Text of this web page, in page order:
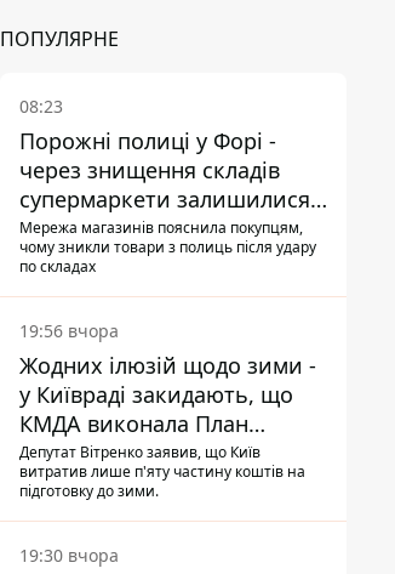
ПОПУЛЯРНЕ
08:23
Порожні полиці у Форі -
через знищення складів
супермаркети залишилися
без асортименту
Мережа магазинів пояснила покупцям,
чому зникли товари з полиць після удару
по складах
19:56 вчора
Жодних ілюзій щодо зими -
у Київраді закидають, що
КМДА виконала План
стійкості на 20%
Депутат Вітренко заявив, що Київ
витратив лише п'яту частину коштів на
підготовку до зими.
19:30 вчора